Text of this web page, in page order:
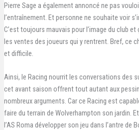
Pierre Sage a également annoncé ne pas
l’entraînement. Et personne ne souhaite voir
C’est toujours mauvais pour l’image du club et
les ventes des joueurs qui y rentrent. Bref, ce
et difficile.
Ainsi, le Racing nourrit les conversations des
cet avant saison offrent tout autant aux
nombreux arguments. Car ce Racing est
faire du terrain de Wolverhampton son jardin.
l’AS Roma développer son jeu dans l’antre de